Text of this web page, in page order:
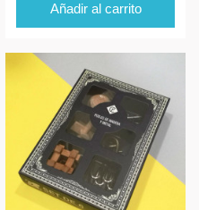
Añadir al carrito